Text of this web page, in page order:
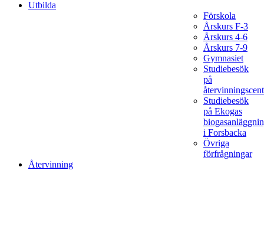
Utbilda
Förskola
Årskurs F-3
Årskurs 4-6
Årskurs 7-9
Gymnasiet
Studiebesök
på
Studiebesök
på Ekogas
i Forsbacka
Övriga
förfrågningar
Återvinning